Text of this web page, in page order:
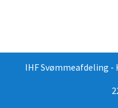
IHF Svømmeafdeling -